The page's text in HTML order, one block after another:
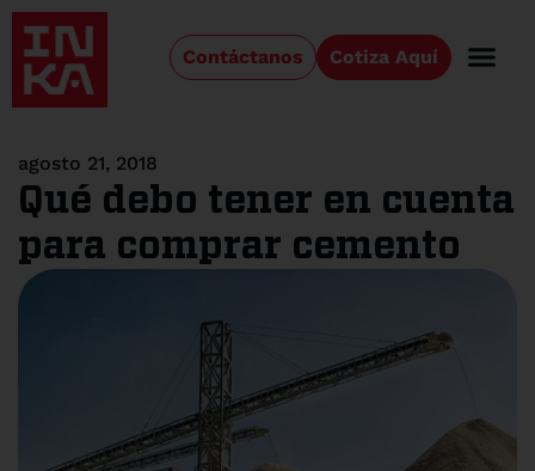
Cotiza Aquí
Contáctanos
agosto 21, 2018
Qué debo tener en cuenta
para comprar cemento